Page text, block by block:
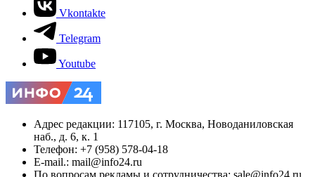
Vkontakte
Telegram
Youtube
Адрес редакции: 117105, г. Москва, Новоданиловская
наб., д. 6, к. 1
Телефон: +7 (958) 578-04-18
E-mail.: mail@info24.ru
По вопросам рекламы и сотрудничества: sale@info24.ru